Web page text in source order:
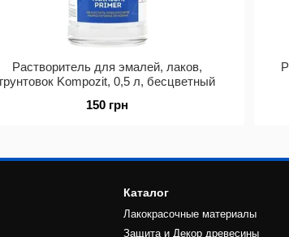
Растворитель для эмалей, лаков,
грунтовок Kompozit, 0,5 л, бесцветный
150 грн
Каталог
Лакокрасочные материалы
Защита и Декор древесины